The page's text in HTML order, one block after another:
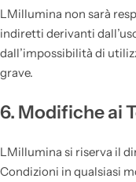
LMillumina non sarà
indiretti derivanti
dall’impossibilità di
grave.
6. Modifiche ai
LMillumina si riserva il
Condizioni in qualsiasi